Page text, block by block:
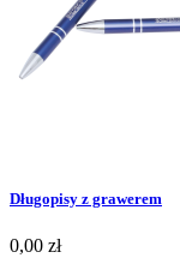
Długopisy z grawerem
0,00 zł